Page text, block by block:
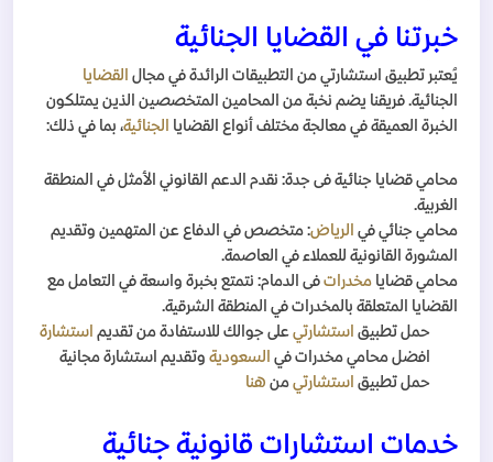
خبرتنا في القضايا الجنائية
يُعتبر تطبيق استشارتي من التطبيقات الرائدة في مجال القضايا
الجنائية. فريقنا يضم نخبة من المحامين المتخصصين الذين يمتلكون
الخبرة العميقة في معالجة مختلف أنواع القضايا
الجنائية، بما في ذلك:
محامي قضايا جنائية فى جدة: نقدم الدعم القانوني الأمثل في المنطقة
الغربية.
محامي جنائي في الرياض: متخصص في الدفاع عن المتهمين وتقديم
المشورة القانونية للعملاء في العاصمة.
محامي قضايا مخدرات فى الدمام: نتمتع بخبرة واسعة في التعامل مع
القضايا المتعلقة بالمخدرات في المنطقة الشرقية.
حمل تطبيق استشارتي على جوالك للاستفادة من تقديم استشارة
افضل محامي مخدرات في السعودية وتقديم استشارة مجانية
حمل تطبيق استشارتي من هنا
خدمات استشارات قانونية جنائية